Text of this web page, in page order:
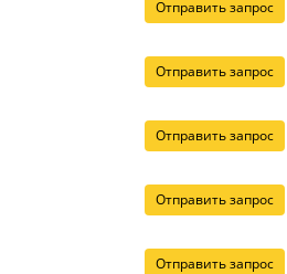
Отправить запрос
Отправить запрос
Отправить запрос
Отправить запрос
Отправить запрос